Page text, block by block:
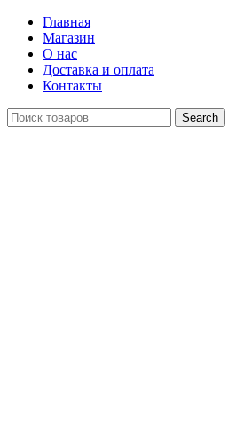
Главная
Магазин
О нас
Доставка и оплата
Контакты
Search